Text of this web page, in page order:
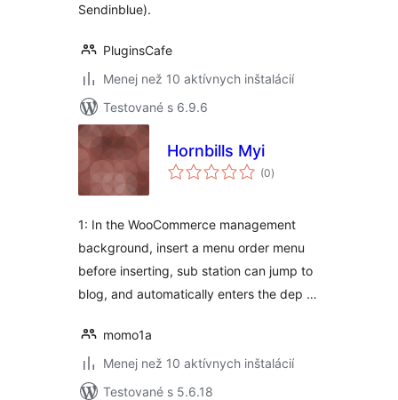
Sendinblue).
PluginsCafe
Menej než 10 aktívnych inštalácií
Testované s 6.9.6
Hornbills Myi
(0celkové
hodnotenie
)
1: In the WooCommerce management
background, insert a menu order menu
before inserting, sub station can jump to
blog, and automatically enters the dep …
momo1a
Menej než 10 aktívnych inštalácií
Testované s 5.6.18